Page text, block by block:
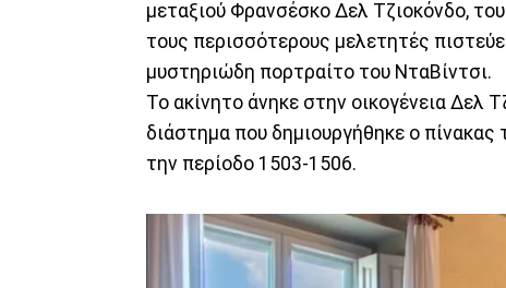
μεταξιού Φρανσέσκο Δελ Τζιοκόνδο,
τους περισσότερους μελετητές
μυστηριώδη πορτραίτο του ΝταΒίντσι.
Το ακίνητο άνηκε στην οικογένεια Δελ
διάστημα που δημιουργήθηκε ο
την περίοδο 1503-1506.